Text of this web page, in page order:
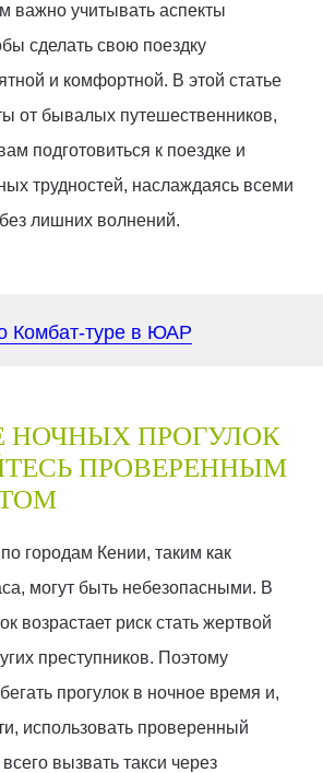
важно учитывать аспекты
сделать свою поездку
и комфортной. В этой статье
от бывалых путешественников,
подготовиться к поездке и
трудностей, наслаждаясь всеми
лишних волнений.
Комбат-туре в ЮАР
НОЧНЫХ ПРОГУЛОК
ПРОВЕРЕННЫМ
городам Кении, таким как
могут быть небезопасными. В
возрастает риск стать жертвой
преступников. Поэтому
прогулок в ночное время и,
использовать проверенный
вызвать такси через